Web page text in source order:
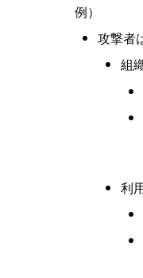
例）
攻撃者
組
利